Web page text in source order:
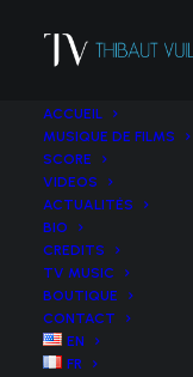
ACCUEIL
MUSIQUE DE FILMS
SCORE
VIDEOS
ACTUALITÉS
BIO
CREDITS
TV MUSIC
BOUTIQUE
CONTACT
EN
FR